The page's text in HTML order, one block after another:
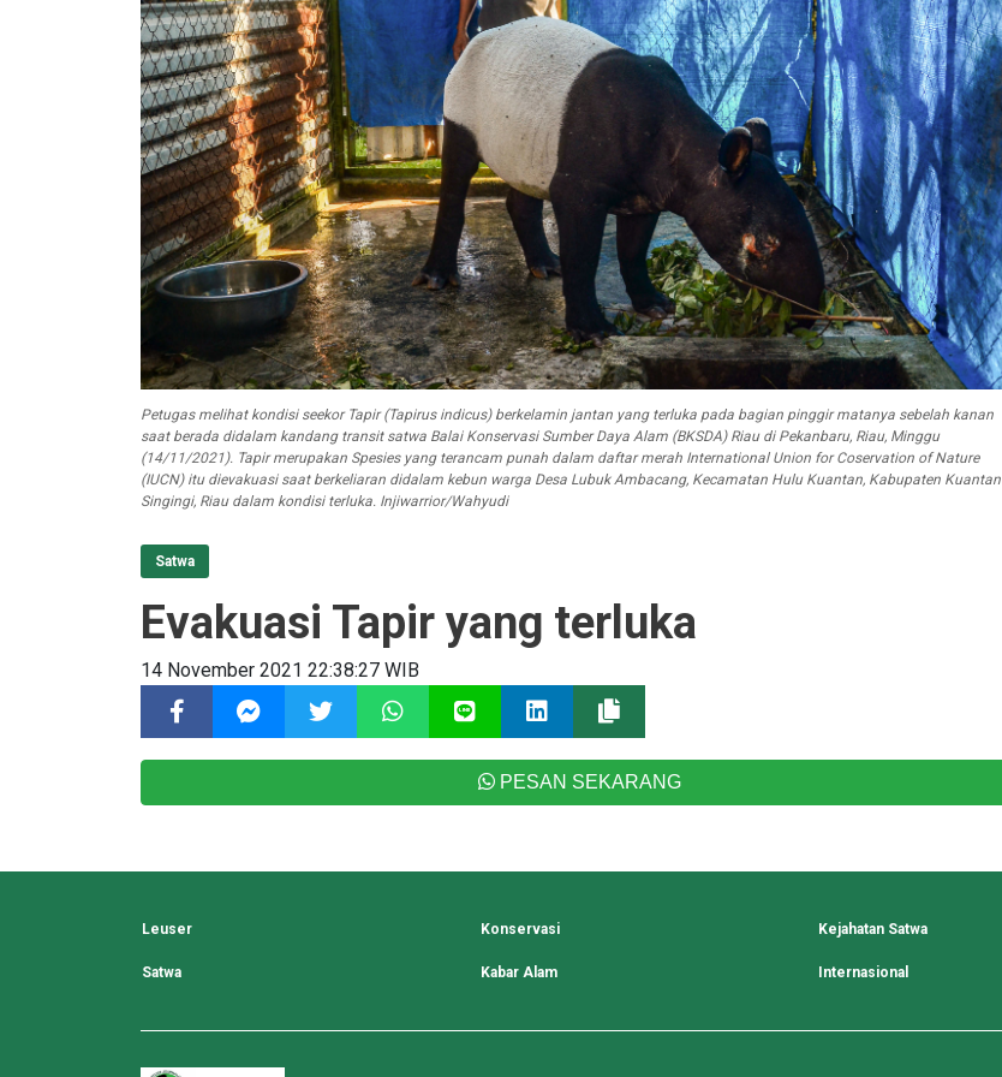
Petugas melihat kondisi seekor Tapir (Tapirus indicus) berkelamin jantan yang terluka pada bagian pinggir matanya sebelah kanan
saat berada didalam kandang transit satwa Balai Konservasi Sumber Daya Alam (BKSDA) Riau di Pekanbaru, Riau, Minggu
(14/11/2021). Tapir merupakan Spesies yang terancam punah dalam daftar merah International Union for Coservation of Nature
(IUCN) itu dievakuasi saat berkeliaran didalam kebun warga Desa Lubuk Ambacang, Kecamatan Hulu Kuantan, Kabupaten Kuantan
Singingi, Riau dalam kondisi terluka. Injiwarrior/Wahyudi
Satwa
Evakuasi Tapir yang terluka
14 November 2021 22:38:27 WIB
PESAN SEKARANG
Leuser
Satwa
Konservasi
Kabar Alam
Kejahatan Satwa
Internasional